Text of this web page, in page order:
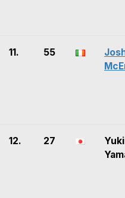
11. 55
12. 27
Yuki